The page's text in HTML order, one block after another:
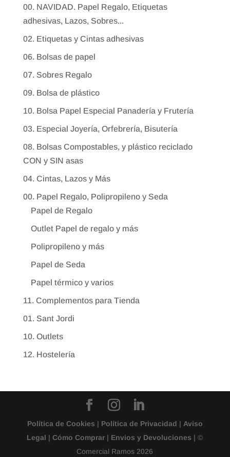
00. NAVIDAD. Papel Regalo, Etiquetas
adhesivas, Lazos, Sobres...
02. Etiquetas y Cintas adhesivas
06. Bolsas de papel
07. Sobres Regalo
09. Bolsa de plástico
10. Bolsa Papel Especial Panadería y Frutería
03. Especial Joyería, Orfebrería, Bisutería
08. Bolsas Compostables, y plástico reciclado
CON y SIN asas
04. Cintas, Lazos y Más
00. Papel Regalo, Polipropileno y Seda
Papel de Regalo
Outlet Papel de regalo y más
Polipropileno y más
Papel de Seda
Papel térmico y varios
11. Complementos para Tienda
01. Sant Jordi
10. Outlets
12. Hostelería
Política de Cookies | Política de Privacidad | Aviso
Legal |Cómo Comprar | Envios y Devoluciones | ©
Comercial Ramos 2026